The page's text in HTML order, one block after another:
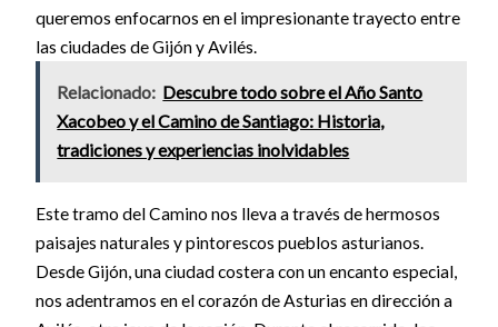
queremos enfocarnos en el impresionante trayecto entre
las ciudades de Gijón y Avilés.
Relacionado: Descubre todo sobre el Año Santo
Xacobeo y el Camino de Santiago: Historia,
tradiciones y experiencias inolvidables
Este tramo del Camino nos lleva a través de hermosos
paisajes naturales y pintorescos pueblos asturianos.
Desde Gijón, una ciudad costera con un encanto especial,
nos adentramos en el corazón de Asturias en dirección a